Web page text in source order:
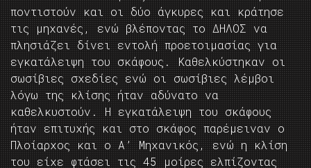
ποντιστούν και οι δύο άγκυρες και κράτησε
τις μηχανές, ενώ βλέποντας το ΔΗΛΟΣ να
πλησιάζει δίνει εντολή προετοιμασίας για
εγκατάλειψη του σκάφους. Καθελκύστηκαν οι
σωσίβιες σχεδίες ενώ οι σωσίβιες λέμβοι
λόγω της κλίσης ήταν αδύνατο να
καθελκυστούν. Η εγκατάλειψη του σκάφους
ήταν επιτυχής και στο σκάφος παρέμειναν ο
Πλοίαρχος και ο Α’ Μηχανικός, ενώ η κλίση
του είχε φτάσει τις 45 μοίρες ελπίζοντας